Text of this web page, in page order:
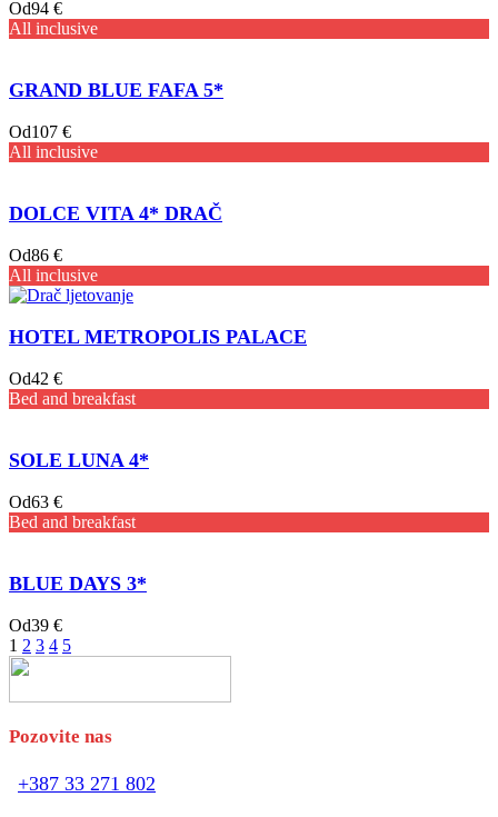
Od94 €
All inclusive
GRAND BLUE FAFA 5*
Od107 €
All inclusive
DOLCE VITA 4* DRAČ
Od86 €
All inclusive
HOTEL METROPOLIS PALACE
Od42 €
Bed and breakfast
SOLE LUNA 4*
Od63 €
Bed and breakfast
BLUE DAYS 3*
Od39 €
1 2 3 4 5
Pozovite nas
+387 33 271 802